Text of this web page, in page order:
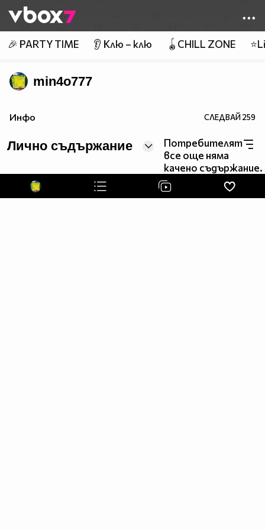
👾
🎉 PARTY TIME 👂 Клю – клю 🪀CHILL ZONE
min4o777
Инфо СЛЕДВАЙ259
Лично съдържание
Потребителят
все още няма
качено съдържание.